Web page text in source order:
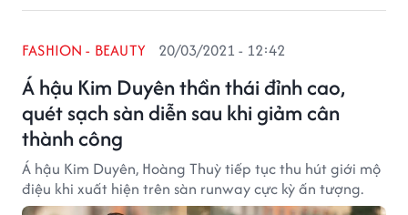
Á hậu Kim Duyên thần thái đỉnh cao,
quét sạch sàn diễn sau khi giảm cân
thành công
FASHION - BEAUTY 20/03/2021 - 12:42
Á hậu Kim Duyên, Hoàng Thuỳ tiếp tục thu hút giới mộ
điệu khi xuất hiện trên sàn runway cực kỳ ấn tượng.